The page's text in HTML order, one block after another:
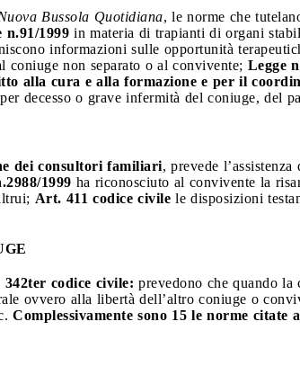
Bussola Quotidiana, le norme che
n.91/1999 in materia di trapianti di organi
informazioni sulle opportunità
coniuge non separato o al convivente; Legge
alla cura e alla formazione e per il
decesso o grave infermità del coniuge, del
dei consultori familiari, prevede
1999 ha riconosciuto al convivente la
Art. 411 codice civile le disposizioni
codice civile: prevedono che quando
ovvero alla libertà dell’altro coniuge o
Complessivamente sono 15 le norme